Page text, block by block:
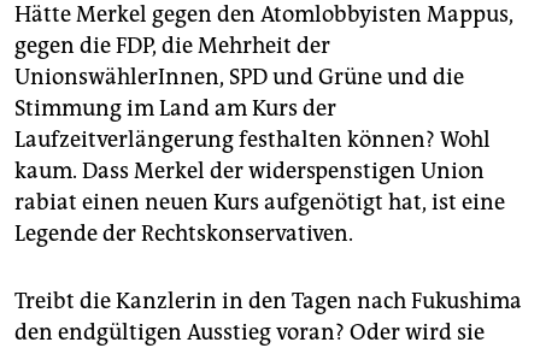
Hätte Merkel gegen den Atomlobbyisten Mappus,
gegen die FDP, die Mehrheit der
UnionswählerInnen, SPD und Grüne und die
Stimmung im Land am Kurs der
Laufzeitverlängerung festhalten können? Wohl
kaum. Dass Merkel der widerspenstigen Union
rabiat einen neuen Kurs aufgenötigt hat, ist eine
Legende der Rechtskonservativen.
Treibt die Kanzlerin in den Tagen nach Fukushima
den endgültigen Ausstieg voran? Oder wird sie